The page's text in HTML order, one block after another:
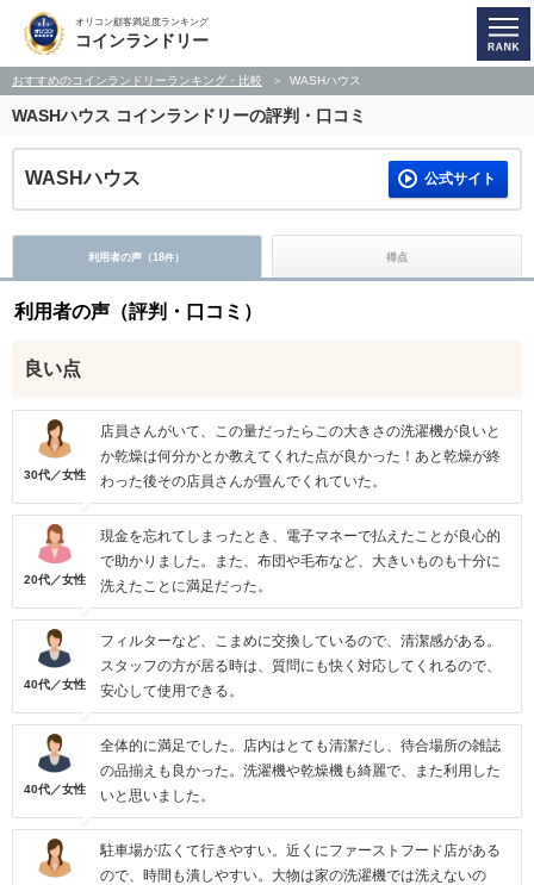
オリコン顧客満足度ランキング
コインランドリー
おすすめのコインランドリーランキング・比較 WASHハウス
WASHハウス コインランドリーの評判・口コミ
WASHハウス 公式サイト
利用者の声（18件） 得点
利用者の声（評判・口コミ）
良い点
30代／女性
店員さんがいて、この量だったらこの大きさの洗濯機が良いと
か乾燥は何分かとか教えてくれた点が良かった！あと乾燥が終
わった後その店員さんが畳んでくれていた。
20代／女性
現金を忘れてしまったとき、電子マネーで払えたことが良心的
で助かりました。また、布団や毛布など、大きいものも十分に
洗えたことに満足だった。
40代／女性
フィルターなど、こまめに交換しているので、清潔感がある。
スタッフの方が居る時は、質問にも快く対応してくれるので、
安心して使用できる。
40代／女性
全体的に満足でした。店内はとても清潔だし、待合場所の雑誌
の品揃えも良かった。洗濯機や乾燥機も綺麗で、また利用した
いと思いました。
駐車場が広くて行きやすい。近くにファーストフード店がある
ので、時間も潰しやすい。大物は家の洗濯機では洗えないの